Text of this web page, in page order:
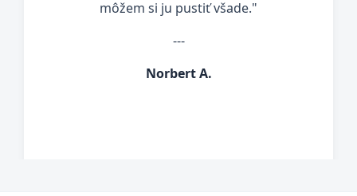
môžem si ju pustiť všade."
---
Norbert A.